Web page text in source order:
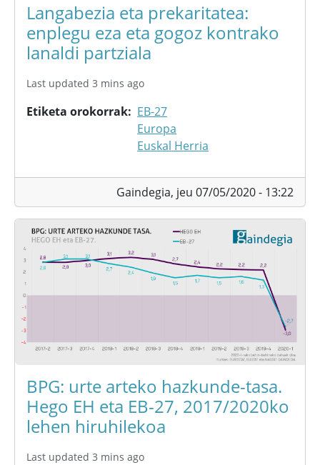
Langabezia eta prekaritatea:
enplegu eza eta gogoz kontrako
lanaldi partziala
Last updated 3 mins ago
Etiketa orokorrak
EB-27
Europa
Euskal Herria
Gaindegia, jeu 07/05/2020 - 13:22
BPG: urte arteko hazkunde-tasa.
Hego EH eta EB-27, 2017/2020ko
lehen hiruhilekoa
Last updated 3 mins ago